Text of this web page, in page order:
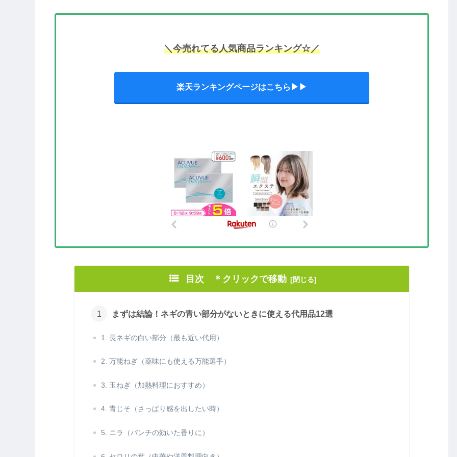
＼今売れてる人気商品ランキング☆／
楽天ランキングページはこちら▶▶
目次 ＊クリックで移動
まずは結論！ネギの青い部分がないときに使える代用品12選
1. 長ネギの白い部分（最も近い代用）
2. 万能ねぎ（薬味にも使える万能選手）
3. 玉ねぎ（加熱料理におすすめ）
4. 青じそ（さっぱり感を出したい時）
5. ニラ（パンチの効いた香りに）